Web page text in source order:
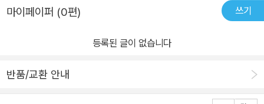
마이페이퍼 (0편) 쓰기
등록된 글이 없습니다
반품/교환 안내